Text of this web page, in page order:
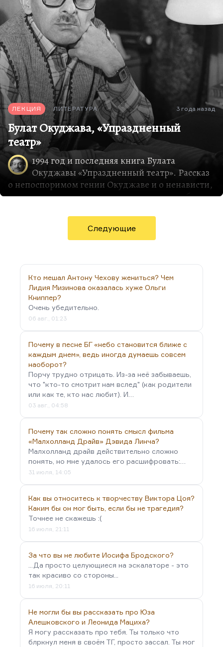
ЛЕКЦИЯ ЛИТЕРАТУРА 3 года назад
Булат Окуджава, «Упраздненный
театр»
1994 год и последняя книга Булата
Окуджавы «Упраздненный театр». Рассказ
о непоспоримом гении Окуджаве и о ненависти,
которую он вызывал у других, в том числе более
В это время довольно значительную роль в
русском литературном процессе начинает играть
так называемая Букеровская премия, которая
окончательно, хотя она присуждается и до сих
пор, которая отличается какой-то удивительной
иррациональностью, непредсказуемостью и
скандальностью. Началось еще с первого
присуждения, о котором мы говорили, когда из
всех очевидных кандидатов — Петрушевской,
Горенштейна — получила премию самая
забытая…
Следующие
Кто мешал Антону Чехову жениться? Чем
Лидия Мизинова оказалась хуже Ольги
Книппер?
Очень убедительно.
06 авг., 01:23
Почему в песне БГ «небо становится ближе с
каждым днем», ведь иногда думаешь совсем
наоборот?
Порчу трудно отрицать. Из-за неё забываешь,
что "кто-то смотрит нам вслед" (как родители
или как те, кто нас любит). И…
03 авг., 04:58
Почему так сложно понять смысл фильма
«Малхолланд Драйв» Дэвида Линча?
Малхолланд драйв действительно сложно
понять, но мне удалось его расшифровать:…
31 июля, 14:05
Как вы относитесь к творчеству Виктора Цоя?
Каким бы он мог быть, если бы не трагедия?
Точнее не скажешь :(
16 июля, 21:11
За что вы не любите Иосифа Бродского?
...Да просто целующиеся на эскалаторе - это
так красиво со стороны...
16 июля, 20:11
Не могли бы вы рассказать про Юза
Алешковского и Леонида Мациха?
Я могу рассказать про тебя. Ты только что
блркнул меня в своём ТГ, просто зассал. Ты мог